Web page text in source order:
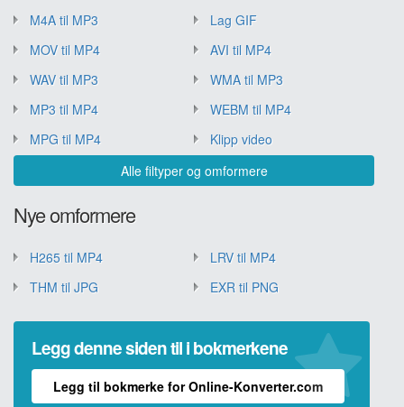
M4A til MP3
Lag GIF
MOV til MP4
AVI til MP4
WAV til MP3
WMA til MP3
MP3 til MP4
WEBM til MP4
MPG til MP4
Klipp video
Alle filtyper og omformere
Nye omformere
H265 til MP4
LRV til MP4
THM til JPG
EXR til PNG
Legg denne siden til i bokmerkene
Legg til bokmerke for Online-Konverter.com